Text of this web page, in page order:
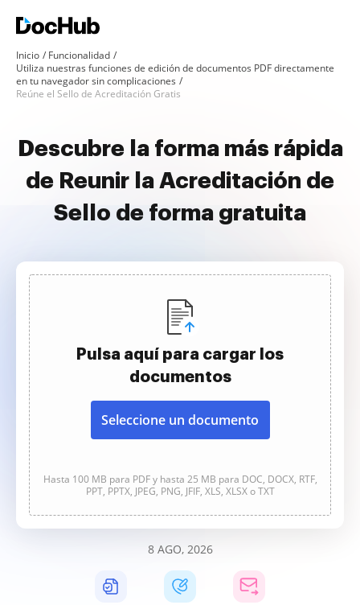
Inicio
Funcionalidad
Utiliza nuestras funciones de edición de documentos PDF directamente
en tu navegador sin complicaciones
Reúne el Sello de Acreditación Gratis
Descubre la forma más rápida
de Reunir la Acreditación de
Sello de forma gratuita
Pulsa aquí para cargar los
documentos
Seleccione un documento
Hasta 100 MB para PDF y hasta 25 MB para DOC, DOCX, RTF,
PPT, PPTX, JPEG, PNG, JFIF, XLS, XLSX o TXT
8 AGO, 2026